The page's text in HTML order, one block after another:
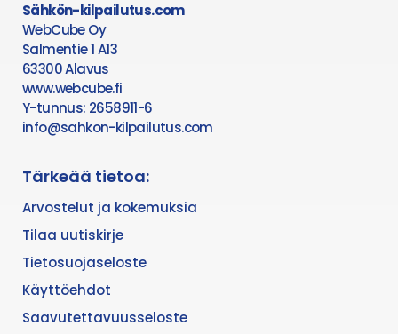
Sähkön-kilpailutus.com
WebCube Oy
Salmentie 1 A13
63300 Alavus
www.webcube.fi
Y-tunnus: 2658911-6
info@sahkon-kilpailutus.com
Tärkeää tietoa:
Arvostelut ja kokemuksia
Tilaa uutiskirje
Tietosuojaseloste
Käyttöehdot
Saavutettavuusseloste